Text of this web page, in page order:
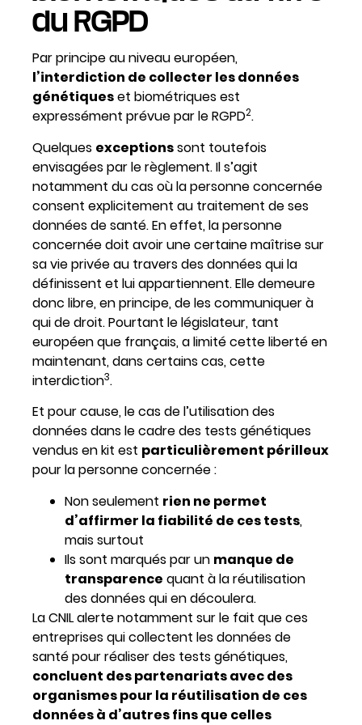
du RGPD
Par principe au niveau européen,
l’interdiction de collecter les données
génétiqueset biométriques est
expressément prévue par le RGPD2.
Quelques exceptionssont toutefois
envisagées par le règlement. Il s’agit
notamment du cas où la personne concernée
consent explicitement au traitement de ses
données de santé. En effet, la personne
concernée doit avoir une certaine maîtrise sur
sa vie privée au travers des données qui la
définissent et lui appartiennent. Elle demeure
donc libre, en principe, de les communiquer à
qui de droit. Pourtant le législateur, tant
européen que français, a limité cette liberté en
maintenant, dans certains cas, cette
interdiction3.
Et pour cause, le cas de l’utilisation des
données dans le cadre des tests génétiques
vendus en kit est particulièrement périlleux
pour la personne concernée :
Non seulement rien ne permet
d’affirmer la fiabilité de ces tests,
mais surtout
Ils sont marqués par un manque de
transparence quant à la réutilisation
des données qui en découlera.
La CNIL alerte notamment sur le fait que ces
entreprises qui collectent les données de
santé pour réaliser des tests génétiques,
concluent des partenariats avec des
organismes pour la réutilisation de ces
données à d’autres fins que celles